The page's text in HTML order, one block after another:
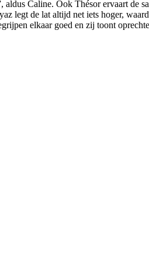
Caline. Ook Thésor ervaart de
legt de lat altijd net iets hoger,
elkaar goed en zij toont